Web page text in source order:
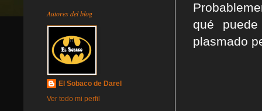
qué
plasmado
Autores del blog
El Sobaco de Darel
Ver todo mi perfil